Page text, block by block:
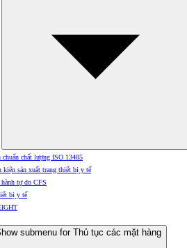
chuẩn chất lượng ISO 13485
kiện sản xuất trang thiết bị y tế
tự do CFS
bị y tế
submenu for Thủ tục các mặt hàng